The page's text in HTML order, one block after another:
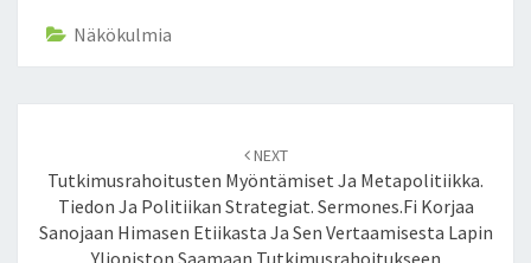
Näkökulmia
navigation
NEXT
Tutkimusrahoitusten Myöntämiset Ja Metapolitiikka.
Tiedon Ja Politiikan Strategiat. Sermones.fi Korjaa
Sanojaan Himasen Etiikasta Ja Sen Vertaamisesta Lapin
Yliopiston Saamaan Tutkimusrahoitukseen